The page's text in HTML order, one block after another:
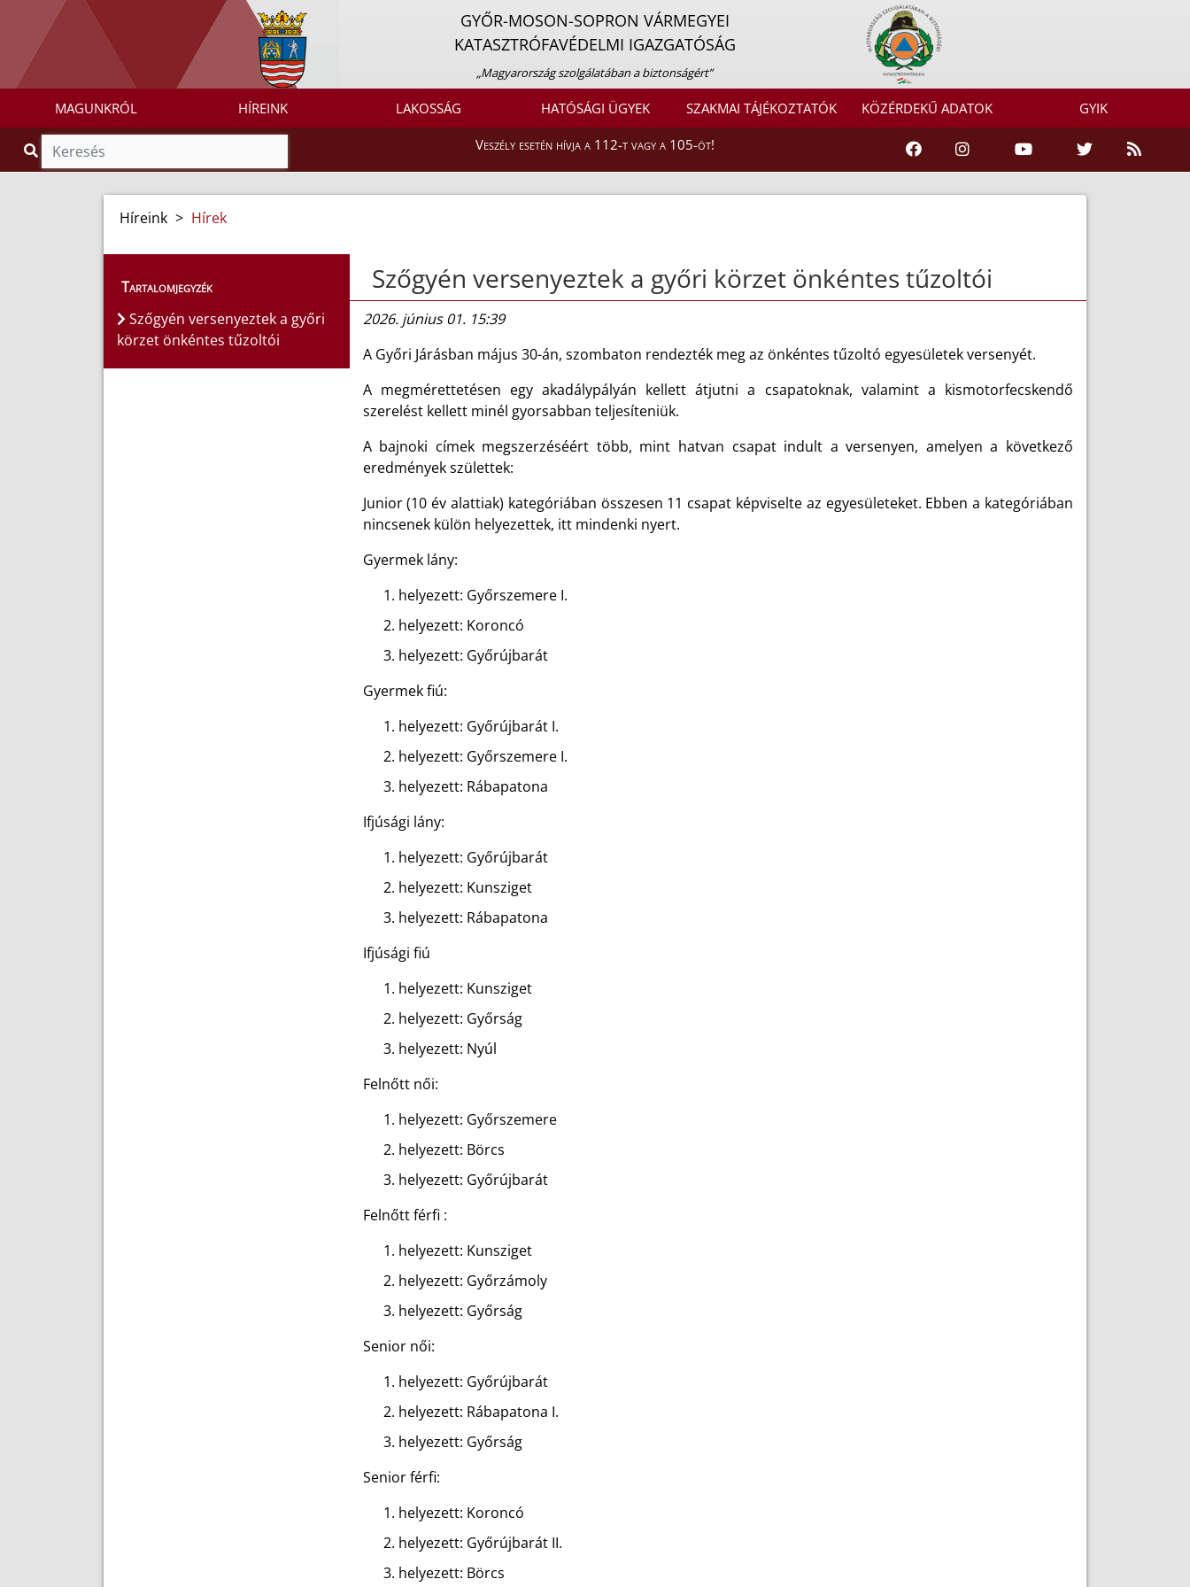
GYŐR-MOSON-SOPRON VÁRMEGYEI
KATASZTRÓFAVÉDELMI IGAZGATÓSÁG
„Magyarország szolgálatában a biztonságért”
MAGUNKRÓL HÍREINK LAKOSSÁG HATÓSÁGI ÜGYEK SZAKMAI TÁJÉKOZTATÓK KÖZÉRDEKŰ ADATOK GYIK
Veszély esetén hívja a 112-t vagy a 105-öt!
Híreink > Hírek
Tartalomjegyzék
Szőgyén versenyeztek a győri
körzet önkéntes tűzoltói
Szőgyén versenyeztek a győri körzet önkéntes tűzoltói
2026. június 01. 15:39
A Győri Járásban május 30-án, szombaton rendezték meg az önkéntes tűzoltó egyesületek versenyét.
A megmérettetésen egy akadálypályán kellett átjutni a csapatoknak, valamint a kismotorfecskendő
szerelést kellett minél gyorsabban teljesíteniük.
A bajnoki címek megszerzéséért több, mint hatvan csapat indult a versenyen, amelyen a következő
eredmények születtek:
Junior (10 év alattiak) kategóriában összesen 11 csapat képviselte az egyesületeket. Ebben a kategóriában
nincsenek külön helyezettek, itt mindenki nyert.
Gyermek lány:
helyezett: Győrszemere I.
helyezett: Koroncó
helyezett: Győrújbarát
Gyermek fiú:
helyezett: Győrújbarát I.
helyezett: Győrszemere I.
helyezett: Rábapatona
Ifjúsági lány:
helyezett: Győrújbarát
helyezett: Kunsziget
helyezett: Rábapatona
Ifjúsági fiú
helyezett: Kunsziget
helyezett: Győrság
helyezett: Nyúl
Felnőtt női:
helyezett: Győrszemere
helyezett: Börcs
helyezett: Győrújbarát
Felnőtt férfi :
helyezett: Kunsziget
helyezett: Győrzámoly
helyezett: Győrság
Senior női:
helyezett: Győrújbarát
helyezett: Rábapatona I.
helyezett: Győrság
Senior férfi:
helyezett: Koroncó
helyezett: Győrújbarát II.
helyezett: Börcs